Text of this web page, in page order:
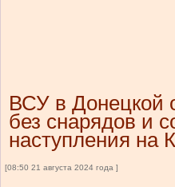
ВСУ в Донецкой
без снарядов и
наступления на
[08:50 21 августа 2024 года ]